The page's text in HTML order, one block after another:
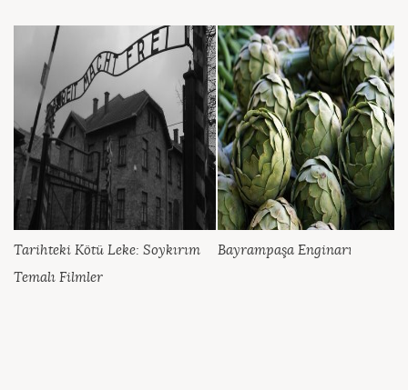
Tarihteki Kötü Leke: Soykırım
Temalı Filmler
Bayrampaşa Enginarı